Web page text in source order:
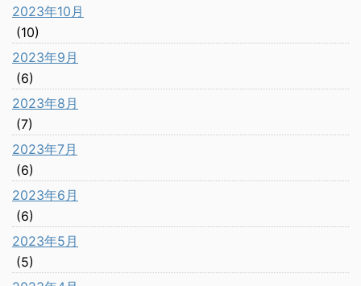
2023年10月
(10)
2023年9月
(6)
2023年8月
(7)
2023年7月
(6)
2023年6月
(6)
2023年5月
(5)